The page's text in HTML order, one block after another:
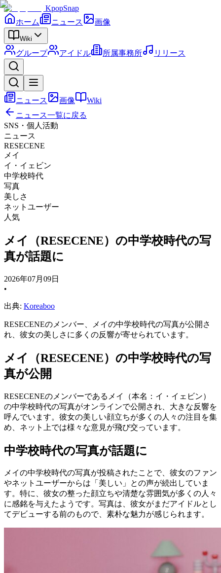
KpopSnap
ホーム
ニュース 画像
Wiki
グループ アイドル 所属事務所 リリース
ニュース 画像
Wiki
ニュース一覧に戻る
SNS・個人活動
ニュース
RESECENE
メイ
イ・イェビン
中学校時代
写真
美しさ
ネットユーザー
人気
メイ（RESECENE）の中学校時代の写
真が話題に
2026年07月09日
•
出典: Koreaboo
RESECENEのメンバー、メイの中学校時代の写真が公開さ
れ、彼女の美しさに多くの反響が寄せられています。
メイ（RESECENE）の中学校時代の写
真が公開
RESECENEのメンバーであるメイ（本名：イ・イェビン）
の中学校時代の写真がオンラインで公開され、大きな反響を
呼んでいます。彼女の美しい顔立ちが多くの人々の注目を集
め、ネット上では様々な意見が飛び交っています。
中学校時代の写真が話題に
メイの中学校時代の写真が投稿されたことで、彼女のファン
やネットユーザーからは「美しい」との声が続出していま
す。特に、彼女の整った顔立ちや清楚な雰囲気が多くの人々
に感銘を与えたようです。写真は、彼女がまだアイドルとし
てデビューする前のもので、素朴な魅力が感じられます。